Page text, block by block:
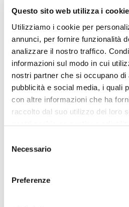
Questo sito web utilizza i cookie
Utilizziamo i cookie per
annunci, per fornire funzionalità
analizzare il nostro traffico.
informazioni sul modo in cui
nostri partner che si occupano di
pubblicità e social media, i quali
con altre informazioni che ha
raccolto dal suo utilizzo dei loro
delNecessario
Preferenze
bride cheville beige
155,00 €
-60%
62,00 €
décolleté dos ouvert bi-